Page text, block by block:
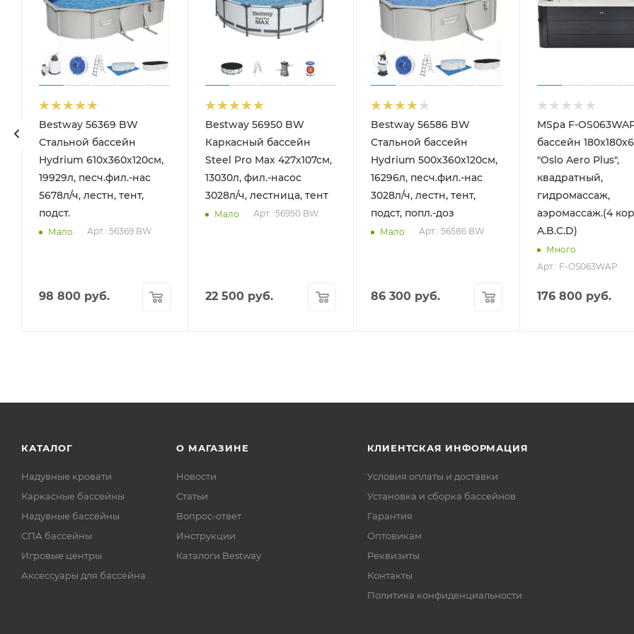
Bestway 56369 BW
Стальной бассейн
Hydrium 610х360х120см,
19929л, песч.фил.-нас
5678л/ч, лестн, тент,
подст.
Мало Арт.: 56369 BW
98 800руб.
Bestway 56950 BW
Каркасный бассейн
Steel Pro Max 427х107см,
13030л, фил.-насос
3028л/ч, лестница, тент
Мало Арт.: 56950 BW
22 500руб.
Bestway 56586 BW
Стальной бассейн
Hydrium 500х360х120см,
16296л, песч.фил.-нас
3028л/ч, лестн, тент,
подст, попл.-доз
Мало Арт.: 56586 BW
86 300 руб.
MSpa F-
бассейн
"Oslo Aero Plus",
квадратный,
гидромассаж,
аэромассаж.(4
A.B.C.D)
Много
Арт.: F-OS063WAP
176 800 руб.
КАТАЛОГ
Надувные кровати
Каркасные бассейны
Надувные бассейны
СПА бассейны
Игровые центры
Аксессуары для бассейна
О МАГАЗИНЕ
Новости
Статьи
Вопрос-ответ
Инструкции
Каталоги Bestway
КЛИЕНТСКАЯ ИНФОРМАЦИЯ
Условия оплаты и доставки
Установка и сборка бассейнов
Гарантия
Оптовикам
Реквизиты
Контакты
Политика конфиденциальности